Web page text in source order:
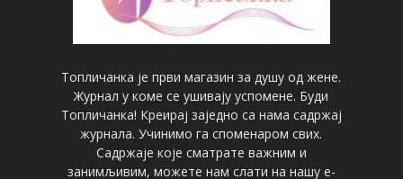
Топличанка је први магазин за душу од жене.
Журнал у коме се ушивају успомене. Буди
Топличанка! Креирај заједно са нама садржај
журнала. Учинимо га споменаром свих.
Садржаје које сматрате важним и
занимљивим, можете нам слати на нашу е-